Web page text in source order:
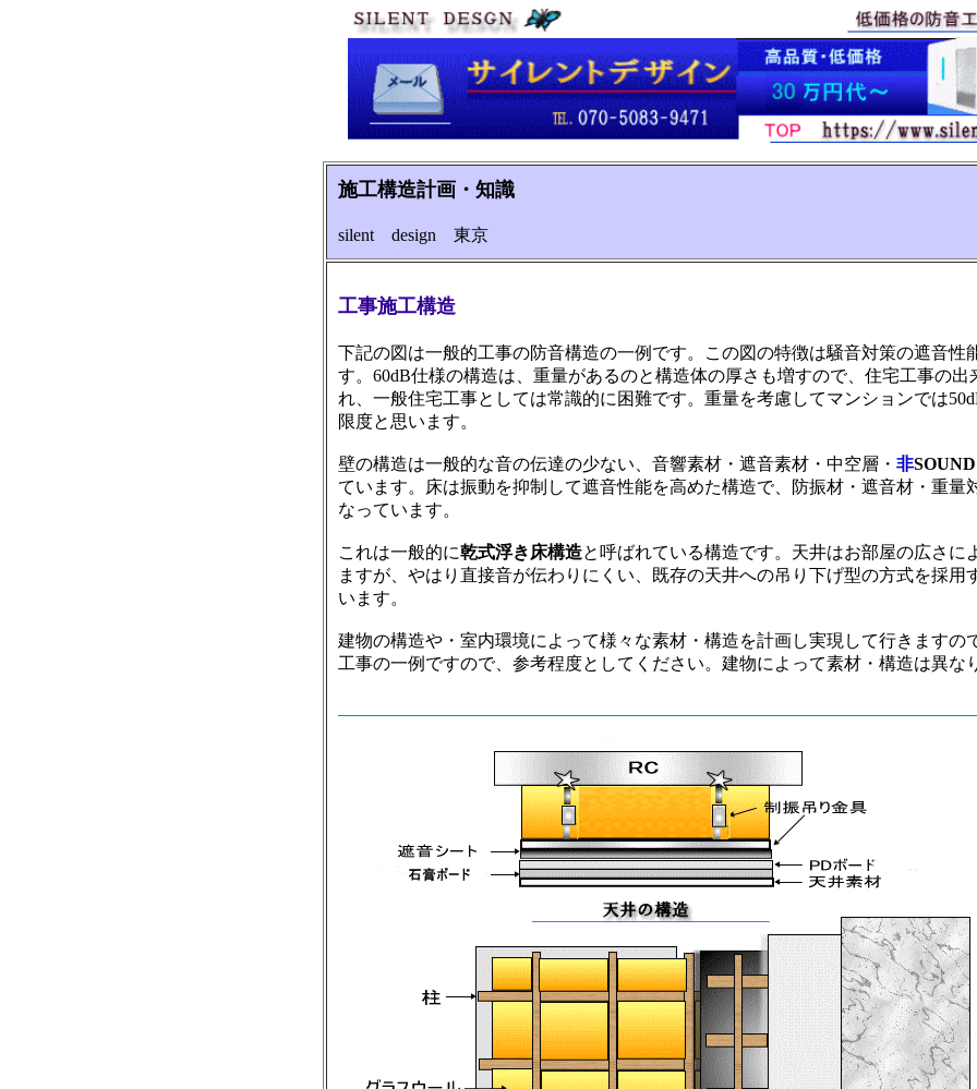
施工構造計画・知識
silent design 東京
工事施工構造
下記の図は一般的工事の防音構造の一例です。この図の特徴は騒音対策の遮音性
す。60dB仕様の構造は、重量があるのと構造体の厚さも増すので、住宅工事の出
れ、一般住宅工事としては常識的に困難です。重量を考慮してマンションでは
限度と思います。
壁の構造は一般的な音の伝達の少ない、音響素材・遮音素材・中空層・ 非
ています。床は振動を抑制して遮音性能を高めた構造で、防振材・遮音材・重量
なっています。
これは一般的に乾式浮き床構造と呼ばれている構造です。天井はお部屋の広さに
ますが、やはり直接音が伝わりにくい、既存の天井への吊り下げ型の方式を採用
います。
建物の構造や・室内環境によって様々な素材・構造を計画し実現して行きますの
工事の一例ですので、参考程度としてください。建物によって素材・構造は異な